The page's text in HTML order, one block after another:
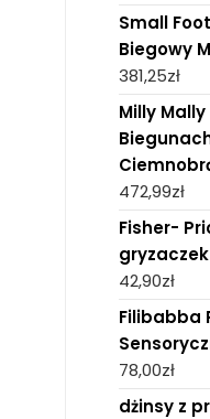
Small
Biegowy
381,25zł
Milly Mally
472,99zł
Fisher-
42,90zł
Filibabba
78,00zł
dżinsy z